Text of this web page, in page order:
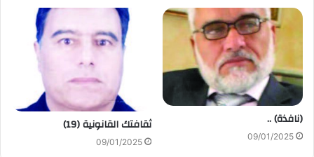
(نافذة) ..
09/01/2025
ثقافتك القانونية (19)
09/01/2025